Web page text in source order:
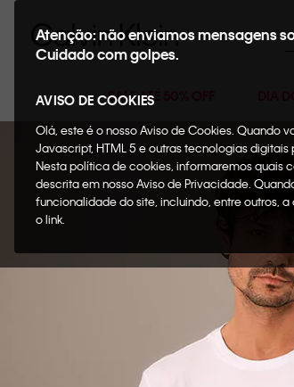
SALE ATÉ 50% OFF
Atenção: não enviamos mensagens
Cuidado com golpes.
AVISO DE COOKIES
Olá, este é o nosso Aviso de Cookies. Quando
Javascript, HTML 5 e outras tecnologias
Nesta política de cookies, informaremos quais
descrita em nosso Aviso de Privacidade.
funcionalidade do site, incluindo, entre outros,
o link.